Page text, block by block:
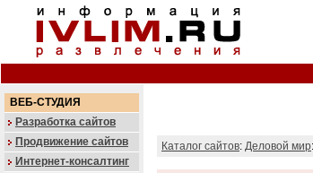
ВЕБ-СТУДИЯ
Разработка сайтов
Продвижение сайтов
Интернет-консалтинг
Каталог сайтов: Деловой мир: